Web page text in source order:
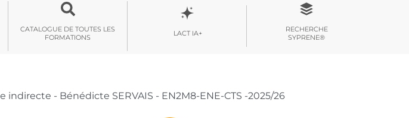
CATALOGUE DE TOUTES LES
FORMATIONS
LACT IA+
RECHERCHE
SYPRENE®
- Bénédicte SERVAIS - EN2M8-ENE-CTS -2025/26